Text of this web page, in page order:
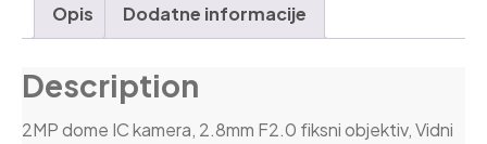
Opis Dodatne informacije
Description
2MP dome IC kamera, 2.8mm F2.0 fiksni objektiv, Vidni